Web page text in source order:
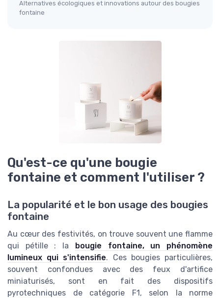
Alternatives écologiques et innovations autour des bougies
fontaine
Qu'est-ce qu'une bougie
fontaine et comment l'utiliser ?
La popularité et le bon usage des bougies
fontaine
Au cœur des festivités, on trouve souvent une flamme
qui pétille : la bougie fontaine, un phénomène
lumineux qui s'intensifie. Ces bougies particulières,
souvent confondues avec des feux d'artifice
miniaturisés, sont en fait des dispositifs
pyrotechniques de catégorie F1, selon la norme